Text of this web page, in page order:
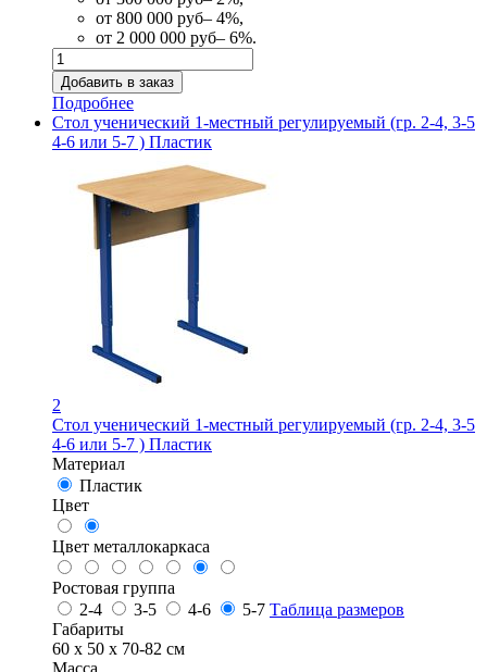
от 800 000 руб– 4%,
от 2 000 000 руб– 6%.
Подробнее
Стол ученический 1-местный регулируемый (гр. 2-4, 3-5
4-6 или 5-7 ) Пластик
2
Стол ученический 1-местный регулируемый (гр. 2-4, 3-5
4-6 или 5-7 ) Пластик
Материал
Пластик
Цвет
Цвет металлокаркаса
Ростовая группа
2-4
3-5 4-6 5-7 Таблица размеров
Габариты
60 x 50 x 70-82 см
Масса